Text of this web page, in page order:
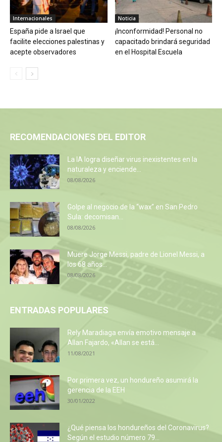
Internacionales
España pide a Israel que
facilite elecciones palestinas y
acepte observadores
Noticia
¡Inconformidad! Personal no
capacitado brindará seguridad
en el Hospital Escuela
RECOMENDACIONES DEL EDITOR
La IA logra diseñar virus inexistentes en la
naturaleza y enciende...
08/08/2026
Golpe al negocio de la “wax” en San Pedro
Sula: decomisan...
08/08/2026
Muere Jorge Messi, padre de Lionel Messi, a
los 68 años...
08/08/2026
ENTRADAS POPULARES
Rely Maradiaga envía emotivo mensaje a
Allan Fajardo, «Allan se está...
11/08/2021
Por primera vez, un hondureño asumirá la
gerencia de la EEH
30/01/2022
¿Qué piensa los hondureños del Coronavirus?
Según el estudio número 79...